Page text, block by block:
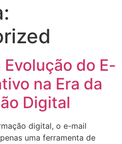
do E-
na Era da
Digital
digital, o e-mail
uma ferramenta de